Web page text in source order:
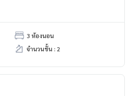
3 ห้องนอน
จำนวนชั้น : 2